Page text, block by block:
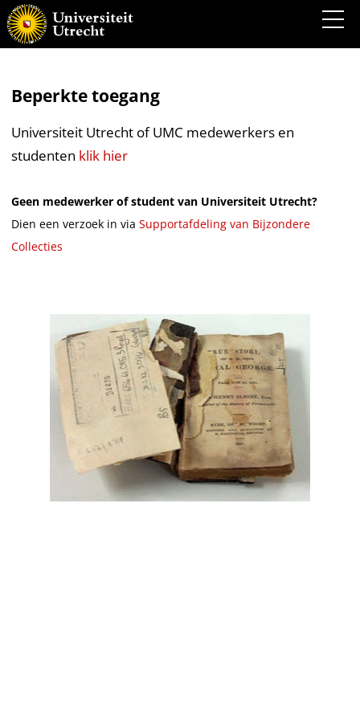
Beperkte toegang
Universiteit Utrecht of UMC medewerkers en
studenten klik hier
Geen medewerker of student van Universiteit Utrecht?
Dien een verzoek in via Supportafdeling van Bijzondere
Collecties